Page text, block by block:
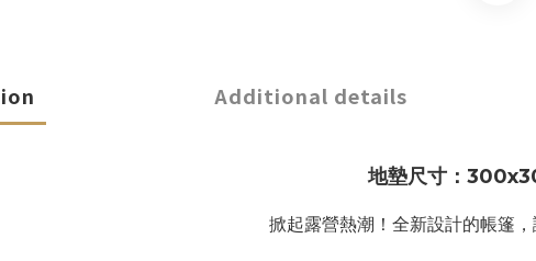
Additional details
地墊尺寸：
掀起露營熱潮！全新設計的帳篷，